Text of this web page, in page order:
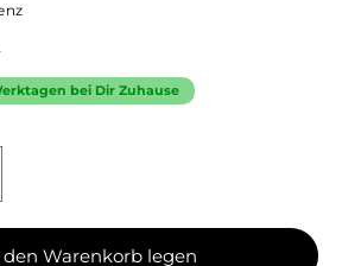
bei Dir Zuhause
den Warenkorb legen